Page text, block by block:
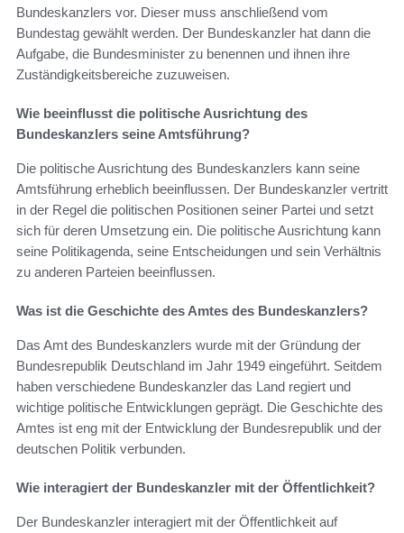
Bundeskanzlers vor. Dieser muss anschließend vom
Bundestag gewählt werden. Der Bundeskanzler hat dann die
Aufgabe, die Bundesminister zu benennen und ihnen ihre
Zuständigkeitsbereiche zuzuweisen.
Wie beeinflusst die politische Ausrichtung des
Bundeskanzlers seine Amtsführung?
Die politische Ausrichtung des Bundeskanzlers kann seine
Amtsführung erheblich beeinflussen. Der Bundeskanzler vertritt
in der Regel die politischen Positionen seiner Partei und setzt
sich für deren Umsetzung ein. Die politische Ausrichtung kann
seine Politikagenda, seine Entscheidungen und sein Verhältnis
zu anderen Parteien beeinflussen.
Was ist die Geschichte des Amtes des Bundeskanzlers?
Das Amt des Bundeskanzlers wurde mit der Gründung der
Bundesrepublik Deutschland im Jahr 1949 eingeführt. Seitdem
haben verschiedene Bundeskanzler das Land regiert und
wichtige politische Entwicklungen geprägt. Die Geschichte des
Amtes ist eng mit der Entwicklung der Bundesrepublik und der
deutschen Politik verbunden.
Wie interagiert der Bundeskanzler mit der Öffentlichkeit?
Der Bundeskanzler interagiert mit der Öffentlichkeit auf